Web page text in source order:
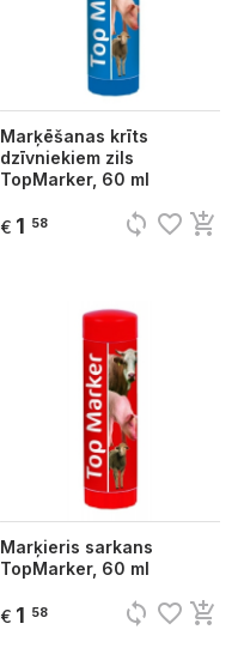
Marķēšanas krīts
dzīvniekiem zils
TopMarker, 60 ml
€ 1 58 sync favorite_border add_shopping_cart
Marķieris sarkans
TopMarker, 60 ml
€ 1 58 sync favorite_border add_shopping_cart